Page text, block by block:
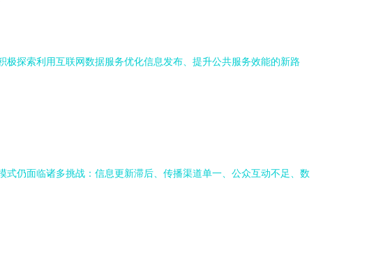
探索利用互联网数据服务优化信息发布、提升公共服务效能的新路
仍面临诸多挑战：信息更新滞后、传播渠道单一、公众互动不足、数